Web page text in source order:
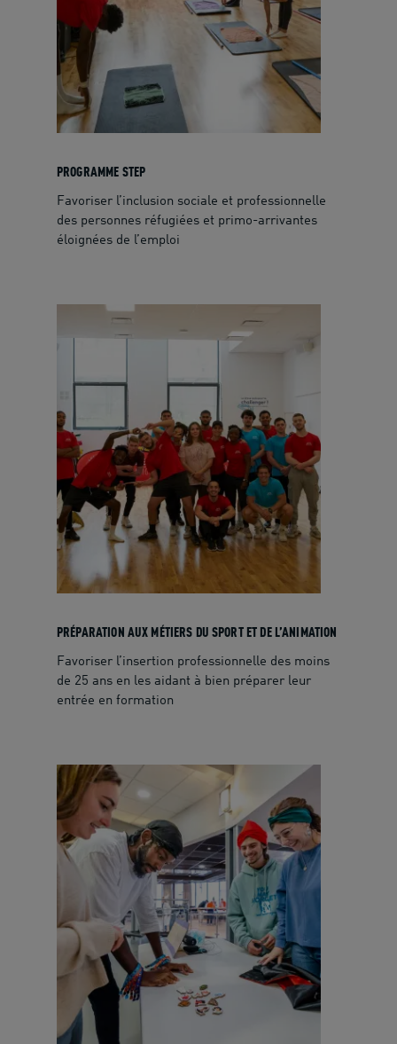
PROGRAMME STEP
Favoriser l’inclusion sociale et professionnelle
des personnes réfugiées et primo-arrivantes
éloignées de l’emploi
PRÉPARATION AUX MÉTIERS DU SPORT ET DE L’ANIMATION
Favoriser l’insertion professionnelle des moins
de 25 ans en les aidant à bien préparer leur
entrée en formation